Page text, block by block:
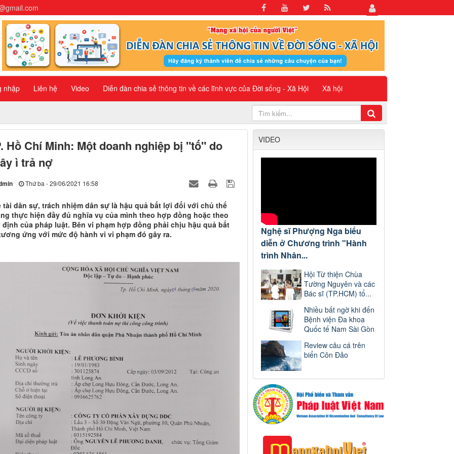
nhập Liên hệ Video Diễn đàn chia sẻ thông tin về các lĩnh vực của Đời sống - Xã Hội Xã hội
Hồ Chí Minh: Một doanh nghiệp bị "tố" do
ì trả nợ
Thứ ba - 29/06/2021 16:58
tài dân sự, trách nhiệm dân sự là hậu quả bất lợi đối với chủ thể
thực hiện đầy đủ nghĩa vụ của mình theo hợp đồng hoặc theo
định của pháp luật. Bên vi phạm hợp đồng phải chịu hậu quả bất
ứng với mức độ hành vi vi phạm đó gây ra.
VIDEO
Nghệ sĩ Phượng Nga biểu
diễn ở Chương trình "Hành
trình Nhân...
Hội Từ thiện Chùa
Tường Nguyên và các
Bác sĩ (TP.HCM) tổ...
Nhiều bất ngờ khi đến
Bệnh viện Đa khoa
Quốc tế Nam Sài Gòn
Review câu cá trên
biển Côn Đảo